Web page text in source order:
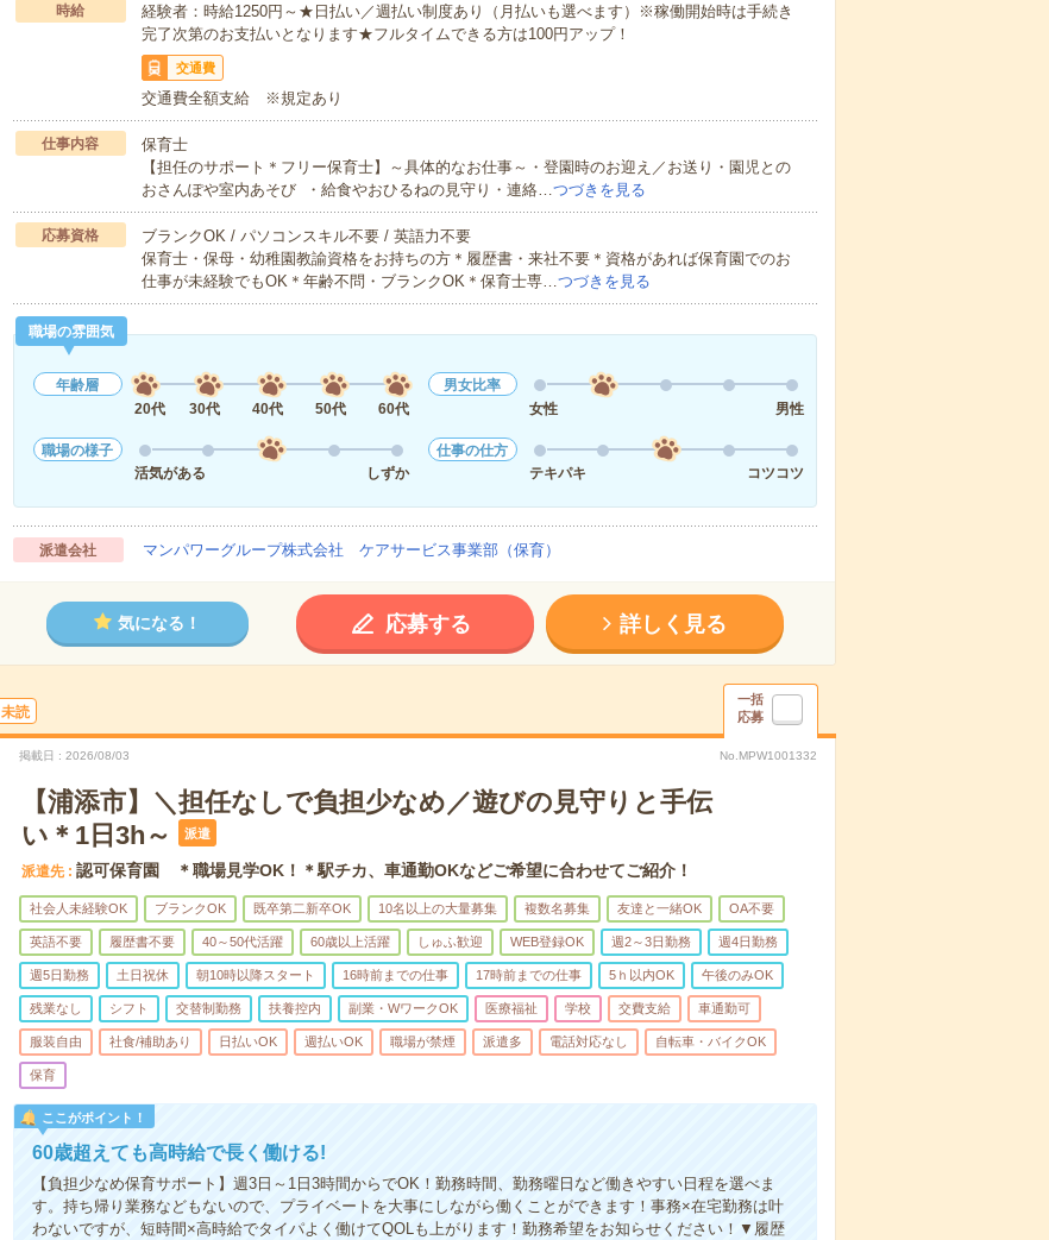
時給
経験者：時給1250円～★日払い／週払い制度あり（月払いも選べます）※稼働開始時は手続き
完了次第のお支払いとなります★フルタイムできる方は100円アップ！
交通費
交通費全額支給 ※規定あり
仕事内容
保育士
【担任のサポート＊フリー保育士】～具体的なお仕事～・登園時のお迎え／お送り・園児との
おさんぽや室内あそび ・給食やおひるねの見守り・連絡…つづきを見る
応募資格
ブランクOK / パソコンスキル不要 / 英語力不要
保育士・保母・幼稚園教諭資格をお持ちの方＊履歴書・来社不要＊資格があれば保育園でのお
仕事が未経験でもOK＊年齢不問・ブランクOK＊保育士専…つづきを見る
職場の雰囲気
年齢層
20代
30代 40代 50代 60代
男女比率
女性
男性
職場の様子
活気がある
しずか
仕事の仕方
テキパキ
コツコツ
派遣会社 マンパワーグループ株式会社 ケアサービス事業部（保育）
気になる！ 応募する 詳しく見る
未読
一括
応募
掲載日 2026/08/03 No.MPW1001332
【浦添市】＼担任なしで負担少なめ／遊びの見守りと手伝
い＊1日3h～
派遣
派遣先 認可保育園 ＊職場見学OK！＊駅チカ、車通勤OKなどご希望に合わせてご紹介！
社会人未経験OK ブランクOK 既卒第二新卒OK 10名以上の大量募集 複数名募集 友達と一緒OK OA不要
英語不要 履歴書不要 40～50代活躍 60歳以上活躍 しゅふ歓迎 WEB登録OK 週2～3日勤務 週4日勤務
週5日勤務 土日祝休 朝10時以降スタート 16時前までの仕事 17時前までの仕事 5ｈ以内OK 午後のみOK
残業なし シフト 交替制勤務 扶養控内 副業・WワークOK 医療福祉 学校 交費支給 車通勤可
服装自由 社食/補助あり 日払いOK 週払いOK 職場が禁煙 派遣多 電話対応なし 自転車・バイクOK
保育
ここがポイント！
60歳超えても高時給で長く働ける!
【負担少なめ保育サポート】週3日～1日3時間からでOK！勤務時間、勤務曜日など働きやすい日程を選べま
す。持ち帰り業務などもないので、プライベートを大事にしながら働くことができます！事務×在宅勤務は叶
わないですが、短時間×高時給でタイパよく働けてQOLも上がります！勤務希望をお知らせください！▼履歴